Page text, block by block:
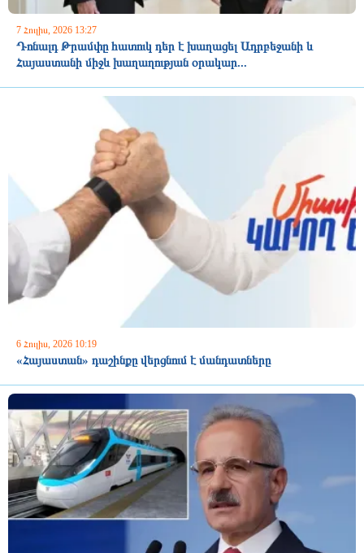
7 Հուլիս, 2026 13:27
Դոնալդ Թրամփը հատուկ դեր է խաղացել Ադրբեջանի և
Հայաստանի միջև խաղաղության օրակար...
6 Հուլիս, 2026 10:19
«Հայաստան» դաշինքը վերցնում է մանդատները